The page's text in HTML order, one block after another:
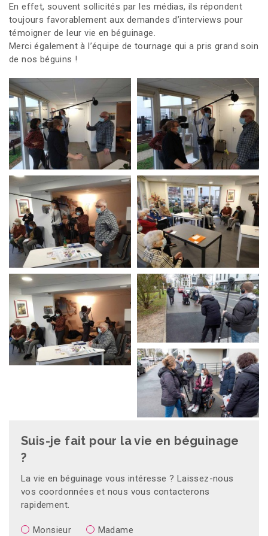
En effet, souvent sollicités par les médias, ils répondent
toujours favorablement aux demandes d’interviews pour
témoigner de leur vie en béguinage.
Merci également à l’équipe de tournage qui a pris grand soin
de nos béguins !
Suis-je fait pour la vie en béguinage
?
La vie en béguinage vous intéresse ? Laissez-nous
vos coordonnées et nous vous contacterons
rapidement.
Monsieur Madame